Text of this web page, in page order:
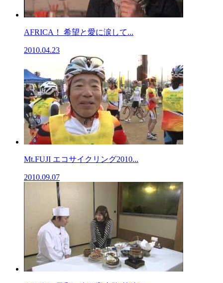
AFRICA！ 希望と愛に涙して...
2010.04.23
Mt.FUJI エコサイクリング2010...
2010.09.07